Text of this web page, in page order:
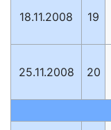
18.11.2008 19
25.11.2008 20